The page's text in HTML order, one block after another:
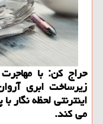
حراج كن: با
زیرساخت ابری
اینترنتی لحظه
می كند.